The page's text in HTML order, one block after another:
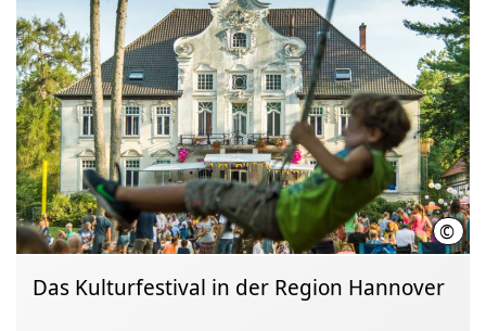
©
Das Kulturfestival in der Region Hannover